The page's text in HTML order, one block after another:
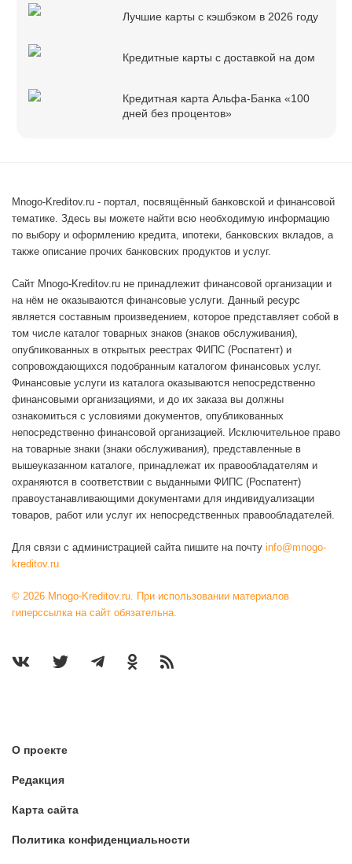
Лучшие карты с кэшбэком в 2026 году
Кредитные карты с доставкой на дом
Кредитная карта Альфа-Банка «100
дней без процентов»
Mnogo-Kreditov.ru - портал, посвящённый банковской и финансовой
тематике. Здесь вы можете найти всю необходимую информацию
по выбору и оформлению кредита, ипотеки, банковских вкладов, а
также описание прочих банковских продуктов и услуг.
Сайт Mnogo-Kreditov.ru не принадлежит финансовой организации и
на нём не оказываются финансовые услуги. Данный ресурс
является составным произведением, которое представляет собой в
том числе каталог товарных знаков (знаков обслуживания),
опубликованных в открытых реестрах ФИПС (Роспатент) и
сопровождающихся подобранным каталогом финансовых услуг.
Финансовые услуги из каталога оказываются непосредственно
финансовыми организациями, и до их заказа вы должны
ознакомиться с условиями документов, опубликованных
непосредственно финансовой организацией. Исключительное право
на товарные знаки (знаки обслуживания), представленные в
вышеуказанном каталоге, принадлежат их правообладателям и
охраняются в соответствии с выданными ФИПС (Роспатент)
правоустанавливающими документами для индивидуализации
товаров, работ или услуг их непосредственных правообладателей.
Для связи с администрацией сайта пишите на почту info@mnogo-
kreditov.ru
© 2026 Mnogo-Kreditov.ru. При использовании материалов
гиперссылка на сайт обязательна.
О проекте
Редакция
Карта сайта
Политика конфиденциальности